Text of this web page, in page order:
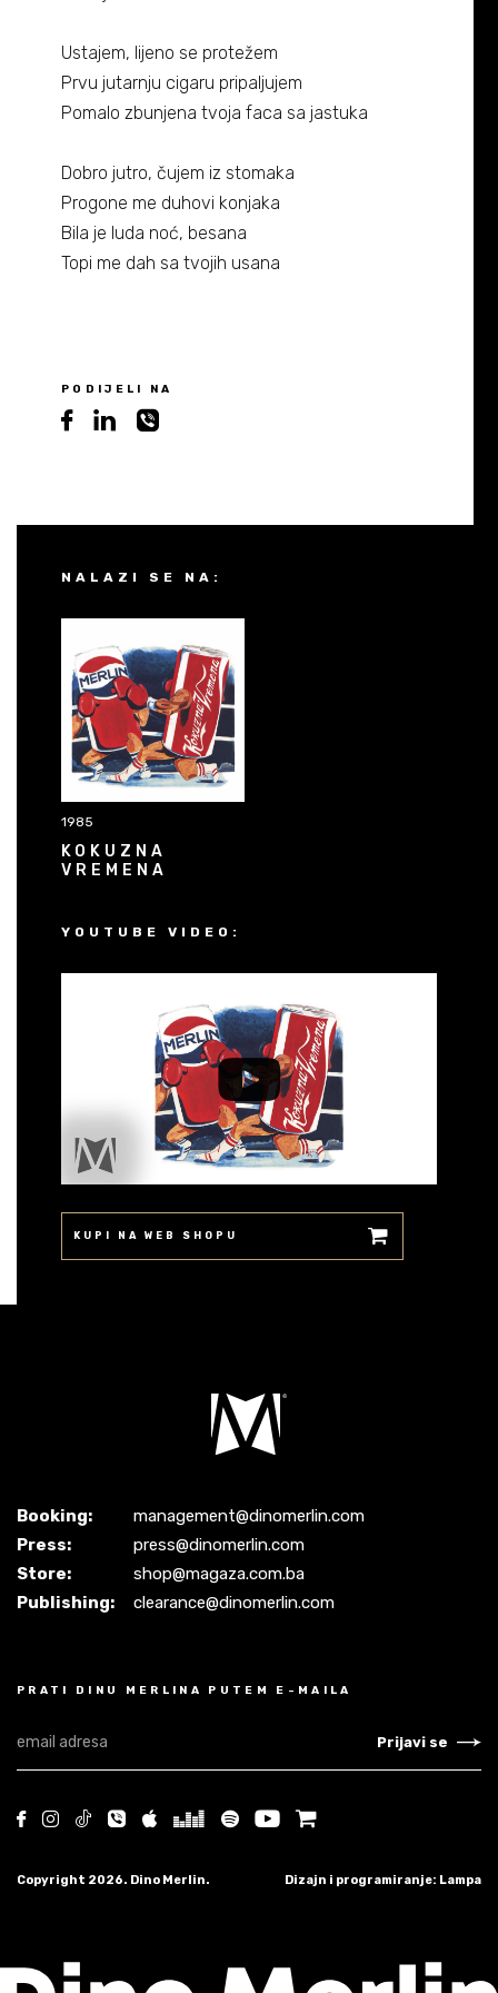
Partneri
Kontakt
Ustajem, lijeno se protežem
Prvu jutarnju cigaru pripaljujem
Pomalo zbunjena tvoja faca sa jastuka
Dobro jutro, čujem iz stomaka
Progone me duhovi konjaka
Bila je luda noć, besana
Topi me dah sa tvojih usana
PODIJELI NA
NALAZI SE NA:
1985
KOKUZNA
VREMENA
YOUTUBE VIDEO:
KUPI NA WEB SHOPU
Booking:
management@dinomerlin.com
Press:
press@dinomerlin.com
Store:
shop@magaza.com.ba
Publishing:
clearance@dinomerlin.com
PRATI DINU MERLINA PUTEM E-MAILA
Prijavi se
Copyright 2026. Dino Merlin. Dizajn i programiranje: Lampa